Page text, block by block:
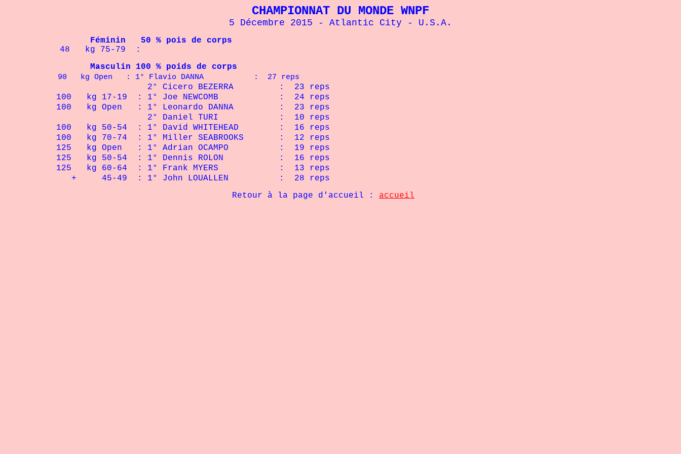
CHAMPIONNAT DU MONDE WNPF
5 Décembre 2015 - Atlantic City - U.S.A.
Féminin 50 % pois de corps
48 kg 75-79 :
Masculin 100 % poids de corps
90 kg Open : 1° Flavio DANNA : 27 reps
2° Cicero BEZERRA : 23 reps
100 kg 17-19 : 1° Joe NEWCOMB : 24 reps
100 kg Open : 1° Leonardo DANNA : 23 reps
2° Daniel TURI : 10 reps
100 kg 50-54 : 1° David WHITEHEAD : 16 reps
100 kg 70-74 : 1° Miller SEABROOKS : 12 reps
125 kg Open : 1° Adrian OCAMPO : 19 reps
125 kg 50-54 : 1° Dennis ROLON : 16 reps
125 kg 60-64 : 1° Frank MYERS : 13 reps
+ 45-49 : 1° John LOUALLEN : 28 reps
Retour à la page d'accueil : accueil